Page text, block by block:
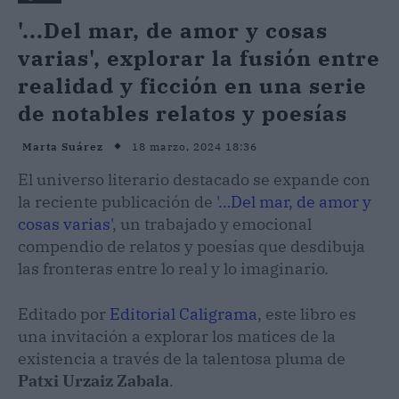
'...Del mar, de amor y cosas
varias', explorar la fusión entre
realidad y ficción en una serie
de notables relatos y poesías
Marta Suárez 18 marzo, 2024 18:36
El universo literario destacado se expande con
la reciente publicación de '…Del mar, de amor y
cosas varias', un trabajado y emocional
compendio de relatos y poesías que desdibuja
las fronteras entre lo real y lo imaginario.
Editado por Editorial Caligrama, este libro es
una invitación a explorar los matices de la
existencia a través de la talentosa pluma de
Patxi Urzaiz Zabala.